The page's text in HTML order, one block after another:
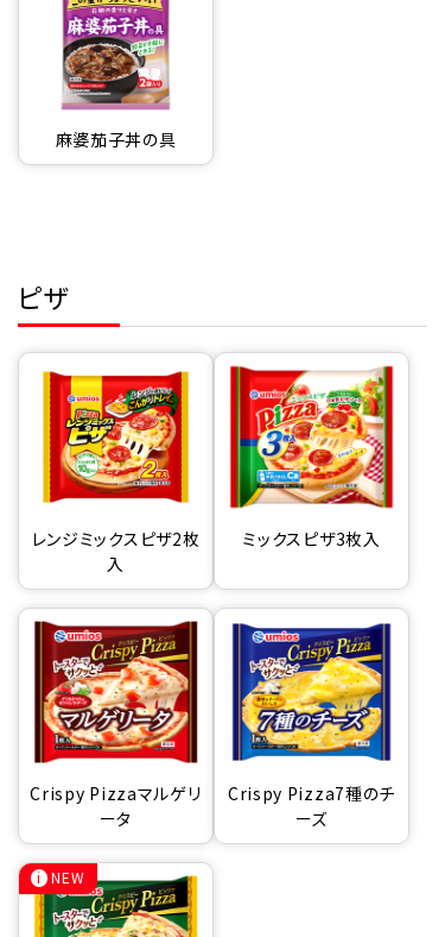
麻婆茄子丼の具
ピザ
レンジミックスピザ2枚
入
ミックスピザ3枚入
Crispy Pizzaマルゲリ
ータ
Crispy Pizza7種のチ
ーズ
NEW